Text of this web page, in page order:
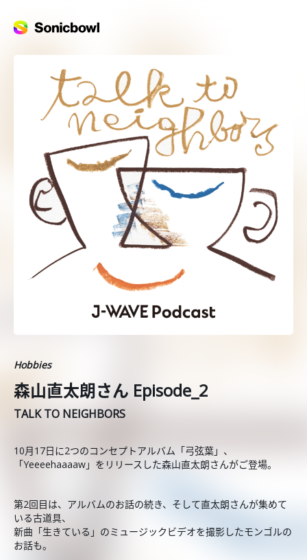
Hobbies
森山直太朗さん Episode_2
TALK TO NEIGHBORS
10月17日に2つのコンセプトアルバム「弓弦葉」、
「Yeeeehaaaaw」をリリースした森山直太朗さんがご登場。
第2回目は、アルバムのお話の続き、そして直太朗さんが集めて
いる古道具、
新曲「生きている」のミュージックビデオを撮影したモンゴルの
お話も。